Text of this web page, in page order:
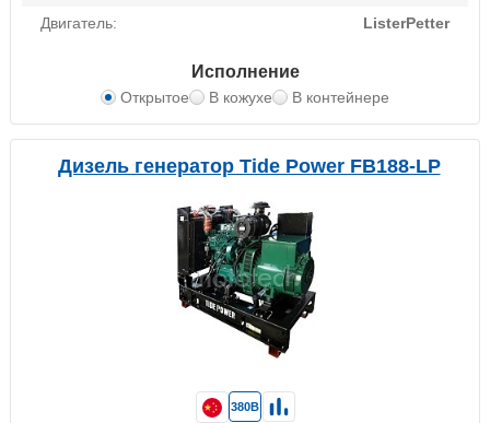
Двигатель:
ListerPetter
Исполнение
Открытое В кожухе В контейнере
Дизель генератор Tide Power FB188-LP
380В